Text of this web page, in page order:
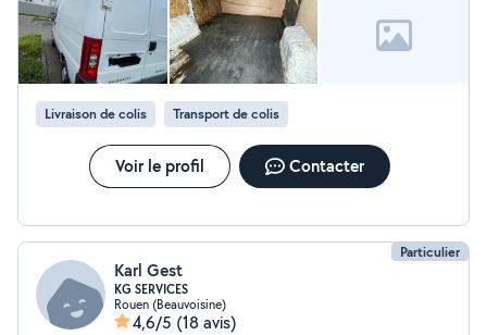
Livraison de colis Transport de colis
Voir le profil Contacter
Particulier
Karl Gest
KG SERVICES
Rouen (Beauvoisine)
4,6/5 (18 avis)